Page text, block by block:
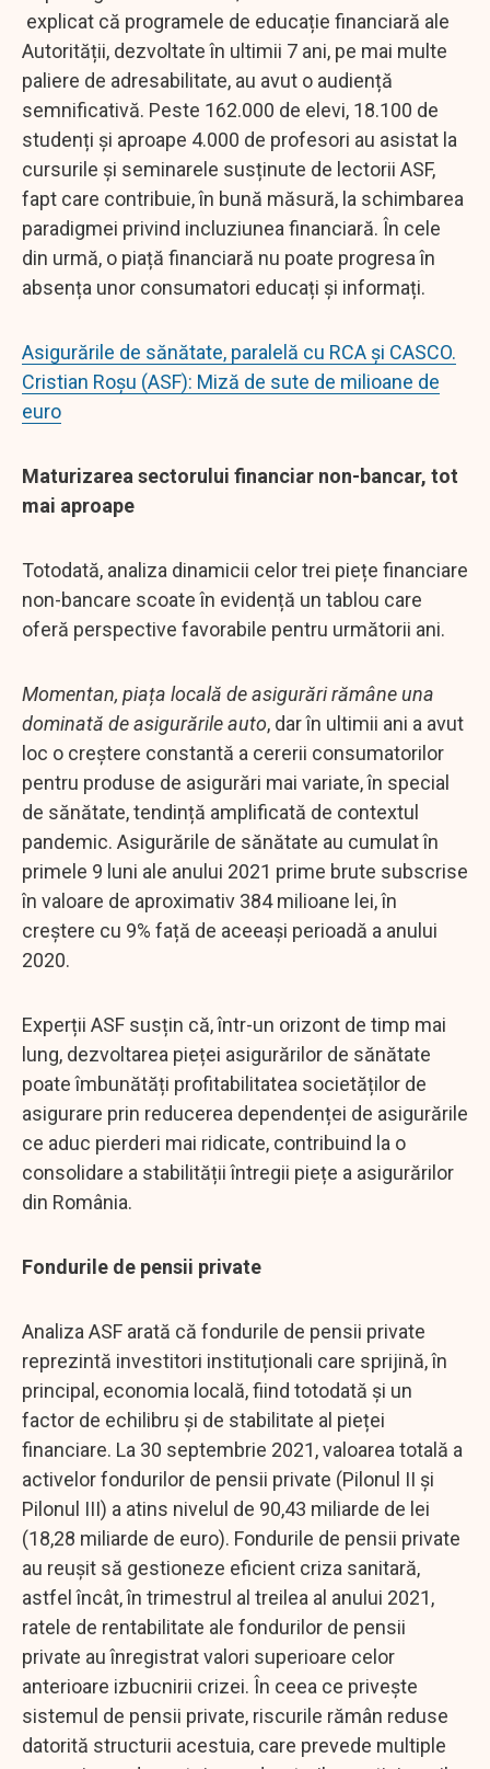
explicat că programele de educație financiară ale
Autorității, dezvoltate în ultimii 7 ani, pe mai multe
paliere de adresabilitate, au avut o audiență
semnificativă. Peste 162.000 de elevi, 18.100 de
studenți și aproape 4.000 de profesori au asistat la
cursurile și seminarele susținute de lectorii ASF,
fapt care contribuie, în bună măsură, la schimbarea
paradigmei privind incluziunea financiară. În cele
din urmă, o piață financiară nu poate progresa în
absența unor consumatori educați și informați.
Asigurările de sănătate, paralelă cu RCA şi CASCO.
Cristian Roşu (ASF): Miză de sute de milioane de
euro
Maturizarea sectorului financiar non-bancar, tot
mai aproape
Totodată, analiza dinamicii celor trei piețe financiare
non-bancare scoate în evidență un tablou care
oferă perspective favorabile pentru următorii ani.
Momentan, piața locală de asigurări rămâne una
dominată de asigurările auto, dar în ultimii ani a avut
loc o creștere constantă a cererii consumatorilor
pentru produse de asigurări mai variate, în special
de sănătate, tendință amplificată de contextul
pandemic. Asigurările de sănătate au cumulat în
primele 9 luni ale anului 2021 prime brute subscrise
în valoare de aproximativ 384 milioane lei, în
creștere cu 9% față de aceeași perioadă a anului
2020.
Experții ASF susțin că, într-un orizont de timp mai
lung, dezvoltarea pieței asigurărilor de sănătate
poate îmbunătăți profitabilitatea societăților de
asigurare prin reducerea dependenței de asigurările
ce aduc pierderi mai ridicate, contribuind la o
consolidare a stabilității întregii piețe a asigurărilor
din România.
Fondurile de pensii private
Analiza ASF arată că fondurile de pensii private
reprezintă investitori instituționali care sprijină, în
principal, economia locală, fiind totodată și un
factor de echilibru și de stabilitate al pieței
financiare. La 30 septembrie 2021, valoarea totală a
activelor fondurilor de pensii private (Pilonul II și
Pilonul III) a atins nivelul de 90,43 miliarde de lei
(18,28 miliarde de euro). Fondurile de pensii private
au reușit să gestioneze eficient criza sanitară,
astfel încât, în trimestrul al treilea al anului 2021,
ratele de rentabilitate ale fondurilor de pensii
private au înregistrat valori superioare celor
anterioare izbucnirii crizei. În ceea ce privește
sistemul de pensii private, riscurile rămân reduse
datorită structurii acestuia, care prevede multiple